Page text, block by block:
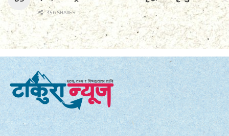
456 SHARES